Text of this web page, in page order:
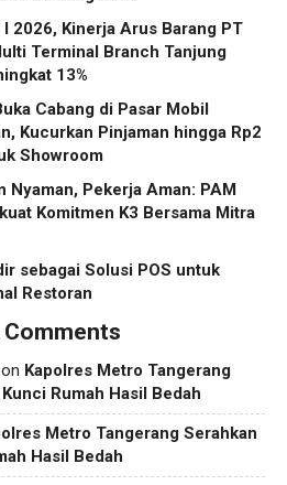
2026, Kinerja Arus Barang PT
Terminal Branch Tanjung
13%
Cabang di Pasar Mobil
Kucurkan Pinjaman hingga Rp2
Showroom
Nyaman, Pekerja Aman: PAM
Komitmen K3 Bersama Mitra
sebagai Solusi POS untuk
Restoran
Comments
on Kapolres Metro Tangerang
Rumah Hasil Bedah
Metro Tangerang Serahkan
Hasil Bedah